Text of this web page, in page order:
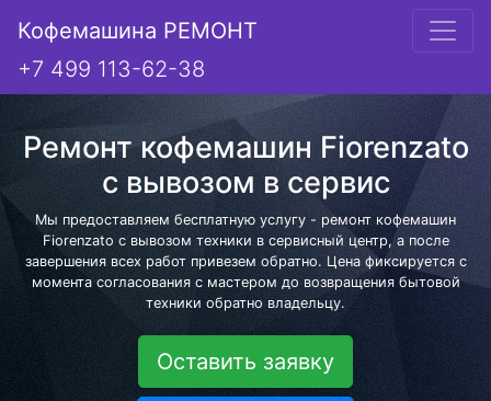
Кофемашина РЕМОНТ
+7 499 113-62-38
Ремонт кофемашин Fiorenzato
с вывозом в сервис
Мы предоставляем бесплатную услугу - ремонт кофемашин
Fiorenzato с вывозом техники в сервисный центр, а после
завершения всех работ привезем обратно. Цена фиксируется с
момента согласования с мастером до возвращения бытовой
техники обратно владельцу.
Оставить заявку